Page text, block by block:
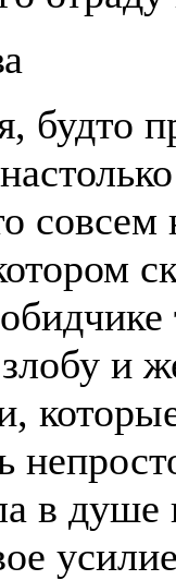
будто
и
в душе